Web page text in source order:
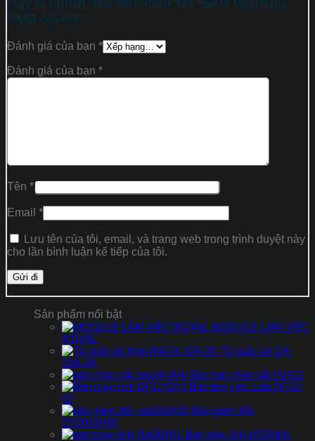
Hãy là người đầu tiên nhận xét “BÀN MODULE
BMD-5S-03”
Đánh giá của bạn *
Đánh giá của bạn *
Tên *
Email *
Lưu tên của tôi, email, và trang web trong trình duyệt này
cho lần bình luận kế tiếp của tôi.
Sản phẩm nổi bật
MODULE LÀM VIỆC
ROYAL
Tủ quần áo CA-
10A-2K
Bàn họp chân sắt H2412
Bàn làm việc Lufa DF12-
02
Bàn giám đốc
DT2010H35
Bàn máy tính AT204HL